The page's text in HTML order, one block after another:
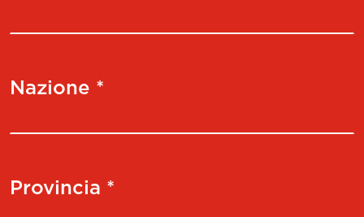
Nazione *
Provincia *